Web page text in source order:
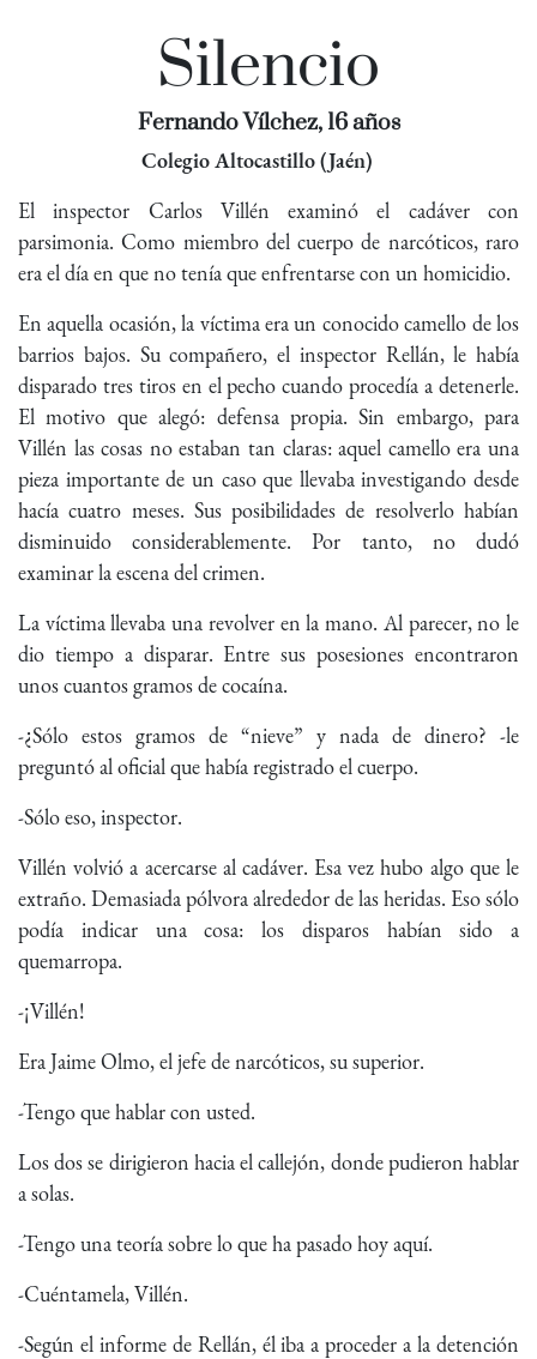
Silencio
Fernando Vílchez, 16 años
Colegio Altocastillo (Jaén)
El inspector Carlos Villén examinó el cadáver con
parsimonia. Como miembro del cuerpo de narcóticos, raro
era el día en que no tenía que enfrentarse con un homicidio.
En aquella ocasión, la víctima era un conocido camello de los
barrios bajos. Su compañero, el inspector Rellán, le había
disparado tres tiros en el pecho cuando procedía a detenerle.
El motivo que alegó: defensa propia. Sin embargo, para
Villén las cosas no estaban tan claras: aquel camello era una
pieza importante de un caso que llevaba investigando desde
hacía cuatro meses. Sus posibilidades de resolverlo habían
disminuido considerablemente. Por tanto, no dudó
examinar la escena del crimen.
La víctima llevaba una revolver en la mano. Al parecer, no le
dio tiempo a disparar. Entre sus posesiones encontraron
unos cuantos gramos de cocaína.
-¿Sólo estos gramos de “nieve” y nada de dinero? -le
preguntó al oficial que había registrado el cuerpo.
-Sólo eso, inspector.
Villén volvió a acercarse al cadáver. Esa vez hubo algo que le
extraño. Demasiada pólvora alrededor de las heridas. Eso sólo
podía indicar una cosa: los disparos habían sido a
quemarropa.
-¡Villén!
Era Jaime Olmo, el jefe de narcóticos, su superior.
-Tengo que hablar con usted.
Los dos se dirigieron hacia el callejón, donde pudieron hablar
a solas.
-Tengo una teoría sobre lo que ha pasado hoy aquí.
-Cuéntamela, Villén.
-Según el informe de Rellán, él iba a proceder a la detención